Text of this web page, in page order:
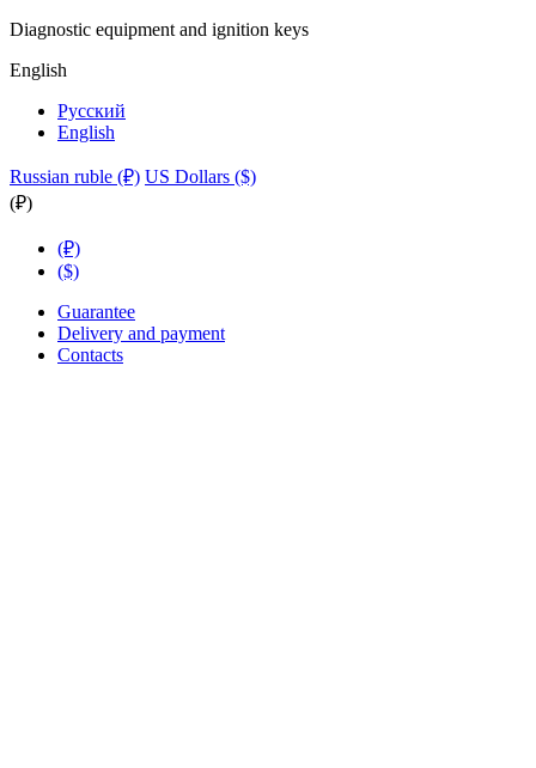
Diagnostic equipment and ignition keys
English
Русский
English
Russian ruble (₽) US Dollars ($)
(₽)
(₽)
($)
Guarantee
Delivery and payment
Contacts